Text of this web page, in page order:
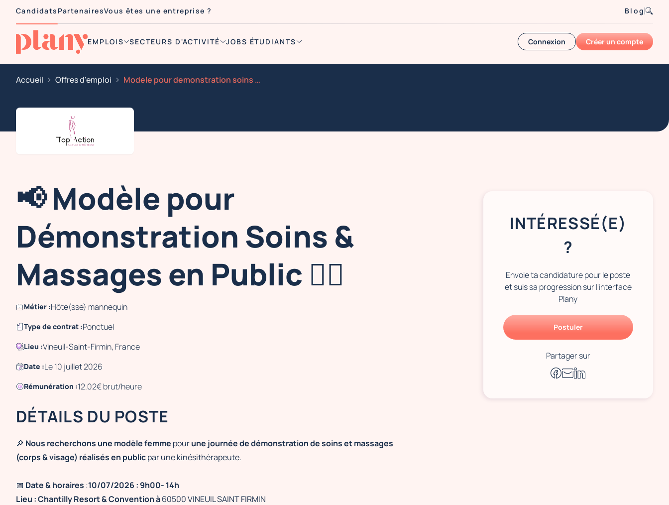
Candidats PartenairesVous êtes une entreprise ? Blog
EMPLOIS SECTEURS D'ACTIVITÉ JOBS ÉTUDIANTS Connexion Créer un compte
Accueil Offres d'emploi Modele pour demonstration soins massages en public
📢 Modèle pour
Démonstration Soins &
Massages en Public 💆‍♀️
Métier :Hôte(sse) mannequin
Type de contrat :Ponctuel
Lieu :Vineuil-Saint-Firmin, France
Date :Le 10 juillet 2026
Rémunération :12.02€ brut/heure
DÉTAILS DU POSTE
🔎 Nous recherchons une modèle femme pourune journée de démonstration de soins et massages
(corps & visage) réalisés en publicpar une kinésithérapeute.
📅 Date & horaires :10/07/2026 : 9h00- 14h
Lieu : Chantilly Resort & Convention à60500VINEUIL SAINT FIRMIN
INTÉRESSÉ(E)
?
Envoie ta candidature pour le poste
et suis sa progression sur l'interface
Plany
Postuler
Partager sur